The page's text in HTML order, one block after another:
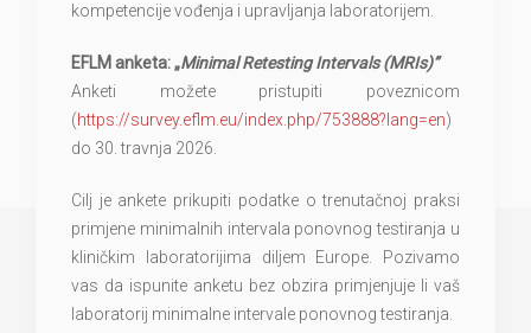
kompetencije vođenja i upravljanja laboratorijem.
EFLM anketa:„Minimal Retesting Intervals (MRIs)”
Anketi možete pristupiti poveznicom
(https://survey.eflm.eu/index.php/753888?lang=en)
do 30. travnja 2026.
Cilj je ankete prikupiti podatke o trenutačnoj praksi
primjene minimalnih intervala ponovnog testiranja u
kliničkim laboratorijima diljem Europe. Pozivamo
vas da ispunite anketu bez obzira primjenjuje li vaš
laboratorij minimalne intervale ponovnog testiranja.